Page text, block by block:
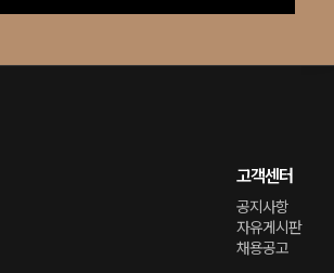
고객센터
공지사항
자유게시판
채용공고